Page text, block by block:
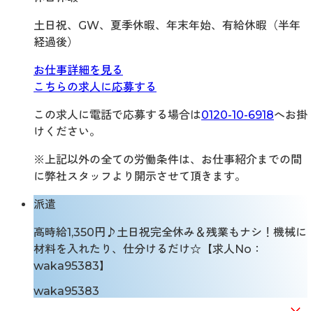
土日祝、GW、夏季休暇、年末年始、有給休暇（半年
経過後）
お仕事詳細を見る
こちらの求人に応募する
この求人に電話で応募する場合は0120-10-6918へお掛
けください。
※上記以外の全ての労働条件は、お仕事紹介までの間
に弊社スタッフより開示させて頂きます。
派遣
高時給1,350円♪土日祝完全休み＆残業もナシ！機械に
材料を入れたり、仕分けるだけ☆【求人No：
waka95383】
waka95383